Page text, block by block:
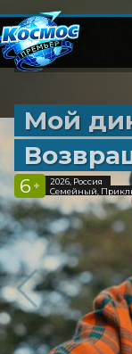
Мой
6 +
2026, Россия
Семейный,